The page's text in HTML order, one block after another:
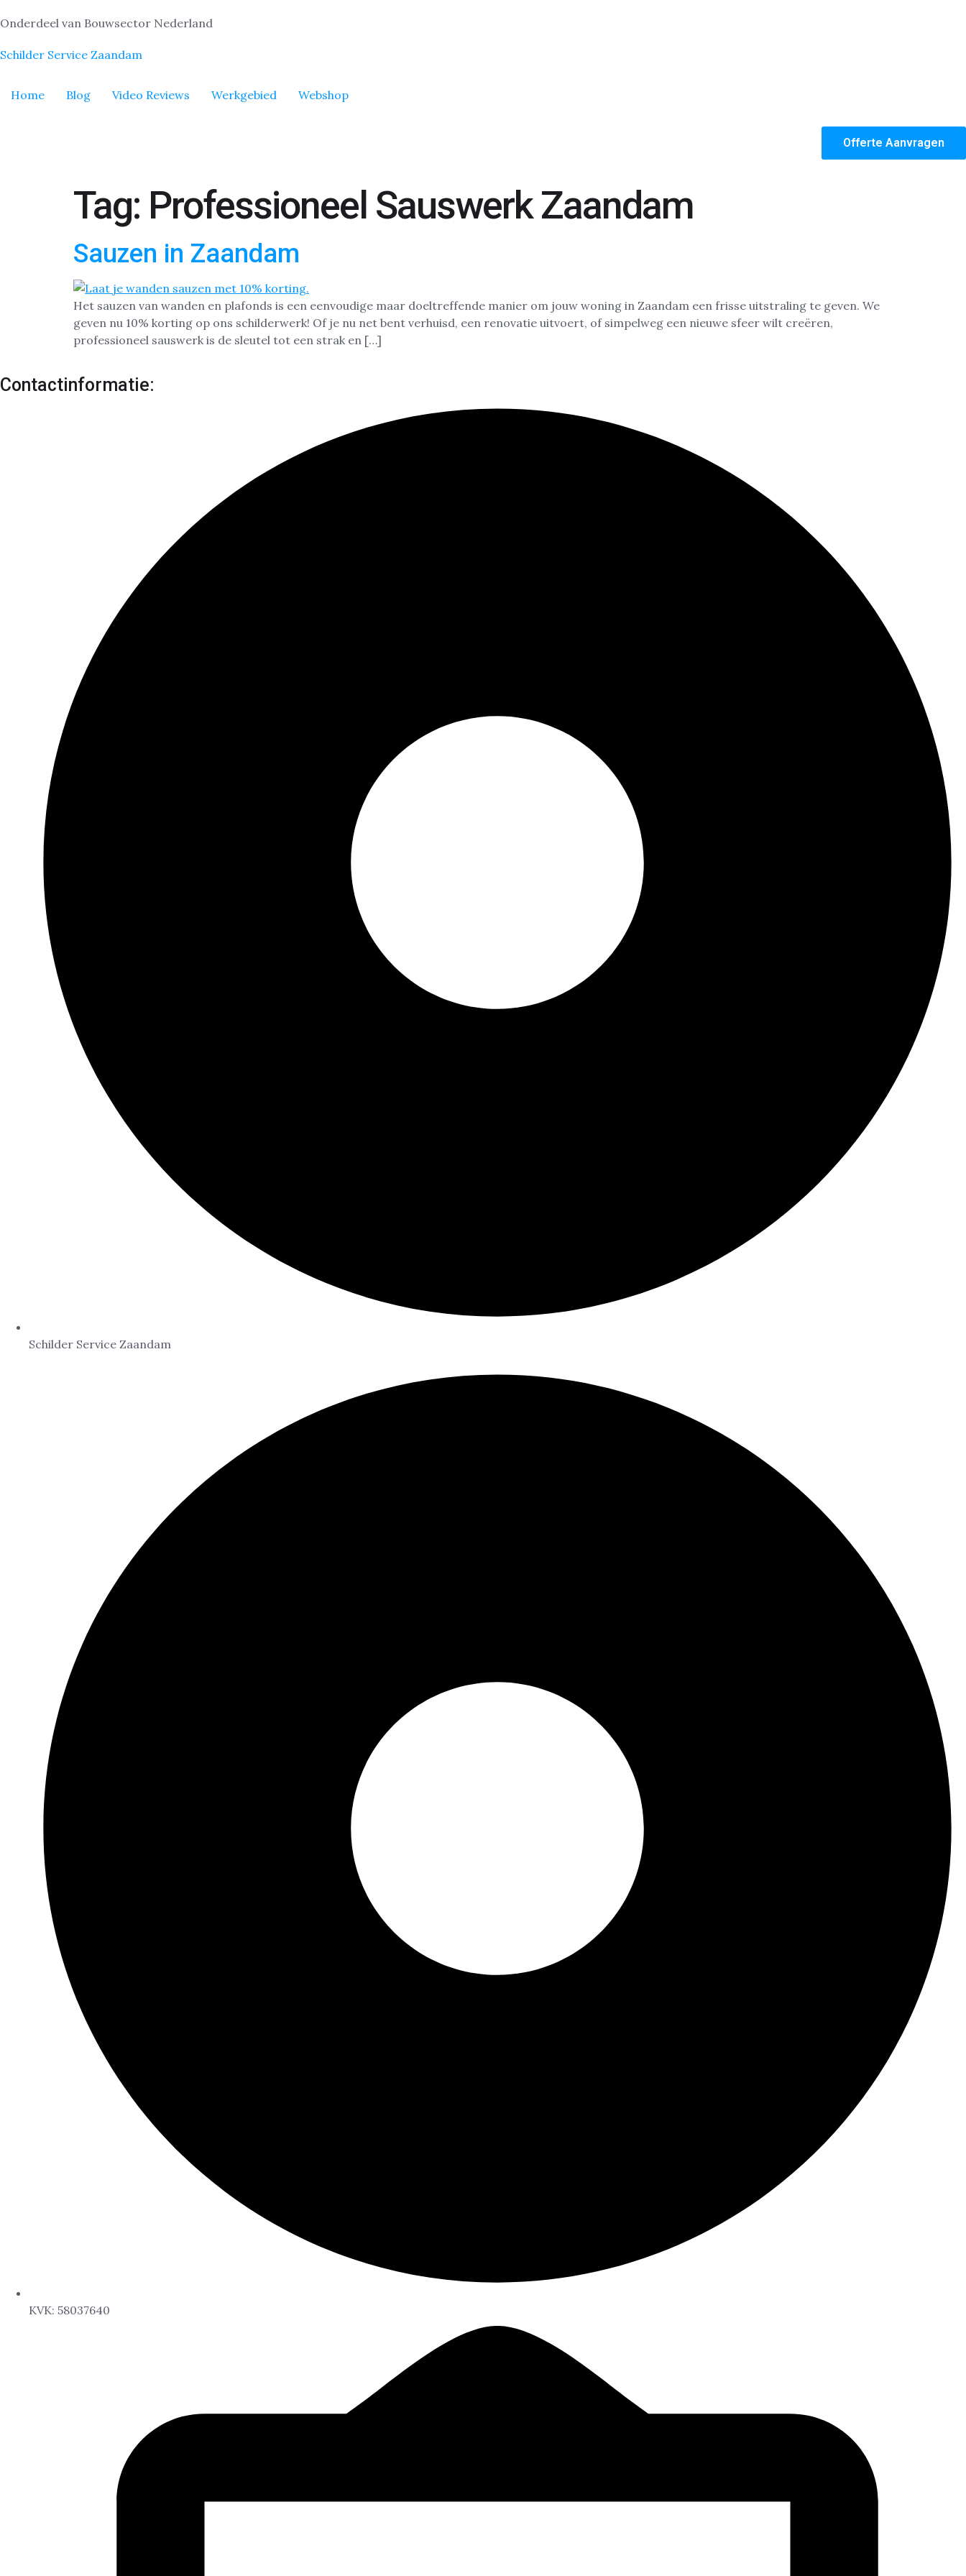
Onderdeel van Bouwsector Nederland
Schilder Service Zaandam
Home Blog Video Reviews Werkgebied Webshop
Offerte Aanvragen
Tag: Professioneel Sauswerk Zaandam
Sauzen in Zaandam
Het sauzen van wanden en plafonds is een eenvoudige maar doeltreffende manier om jouw woning in Zaandam een frisse uitstraling te geven. We
geven nu 10% korting op ons schilderwerk! Of je nu net bent verhuisd, een renovatie uitvoert, of simpelweg een nieuwe sfeer wilt creëren,
professioneel sauswerk is de sleutel tot een strak en […]
Contactinformatie:
Schilder Service Zaandam
KVK: 58037640